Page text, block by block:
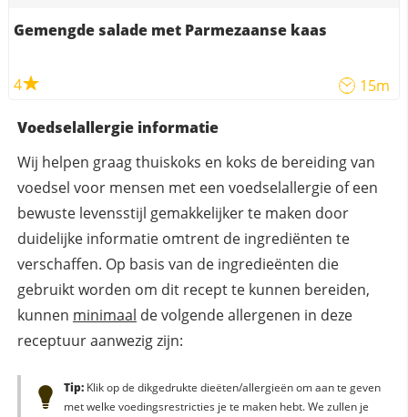
Gemengde salade met Parmezaanse kaas
4 15m
Voedselallergie informatie
Wij helpen graag thuiskoks en koks de bereiding van
voedsel voor mensen met een voedselallergie of een
bewuste levensstijl gemakkelijker te maken door
duidelijke informatie omtrent de ingrediënten te
verschaffen. Op basis van de ingredieënten die
gebruikt worden om dit recept te kunnen bereiden,
kunnen minimaal de volgende allergenen in deze
receptuur aanwezig zijn:
Tip:Klik op de dikgedrukte dieëten/allergieën om aan te geven
met welke voedingsrestricties je te maken hebt. We zullen je